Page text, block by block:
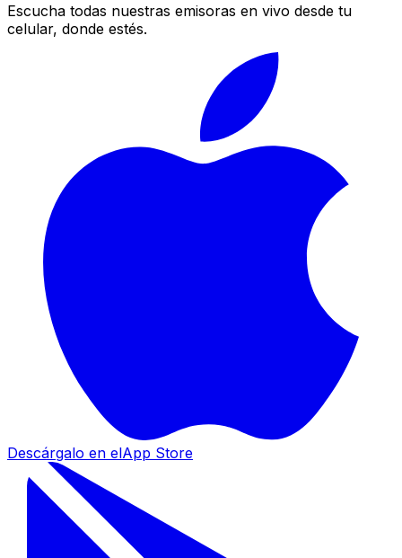
Escucha todas nuestras emisoras en vivo desde tu
celular, donde estés.
Descárgalo en elApp Store